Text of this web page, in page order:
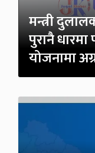
मन्त्री
पुरानै
योजनामा